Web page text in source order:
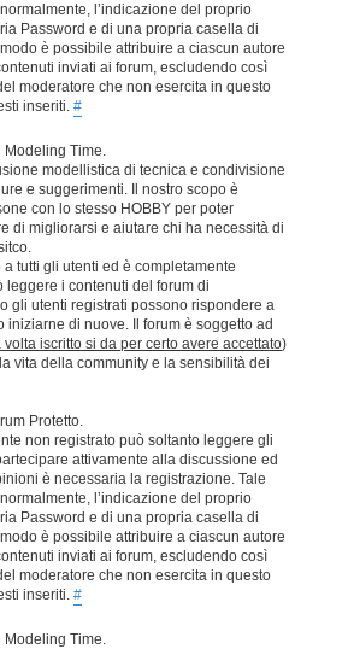
l’indicazione del proprio
Password e di una propria casella di
è possibile attribuire a ciascun autore
inviati ai forum, escludendo così
moderatore che non esercita in questo
inseriti. #
Modeling Time.
modellistica di tecnica e condivisione
e suggerimenti. Il nostro scopo è
con lo stesso HOBBY per poter
di migliorarsi e aiutare chi ha necessità di
tutti gli utenti ed è completamente
leggere i contenuti del forum di
gli utenti registrati possono rispondere a
iniziarne di nuove. Il forum è soggetto ad
volta iscritto si da per certo avere accettato)
vita della community e la sensibilità dei
Protetto.
non registrato può soltanto leggere gli
attivamente alla discussione ed
è necessaria la registrazione. Tale
l’indicazione del proprio
Password e di una propria casella di
è possibile attribuire a ciascun autore
inviati ai forum, escludendo così
moderatore che non esercita in questo
inseriti. #
Modeling Time.